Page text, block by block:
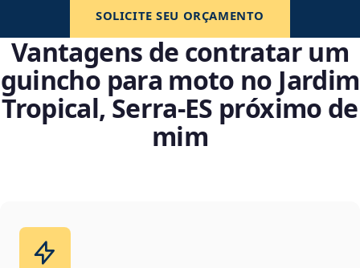
SOLICITE SEU ORÇAMENTO
Vantagens de contratar um
guincho para moto no Jardim
Tropical, Serra‑ES próximo de
mim